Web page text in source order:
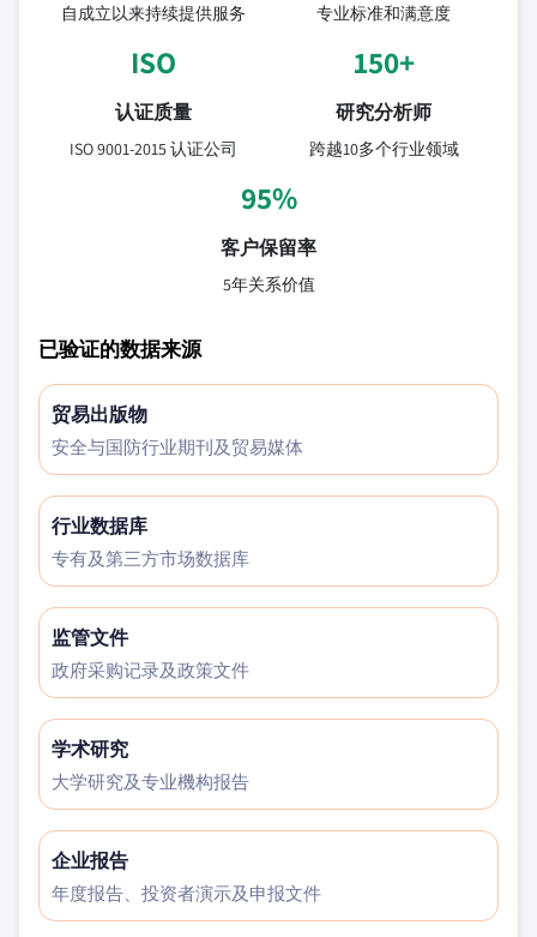
自成立以来持续提供服务 专业标准和满意度
ISO
认证质量
ISO 9001-2015 认证公司
150+
研究分析师
跨越10多个行业领域
95%
客户保留率
5年关系价值
已验证的数据来源
贸易出版物
安全与国防行业期刊及贸易媒体
行业数据库
专有及第三方市场数据库
监管文件
政府采购记录及政策文件
学术研究
大学研究及专业機构报告
企业报告
年度报告、投资者演示及申报文件